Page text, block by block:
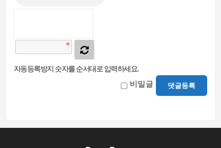
자동등록방지 숫자를 순서대로 입력하세요.
비밀글 댓글등록